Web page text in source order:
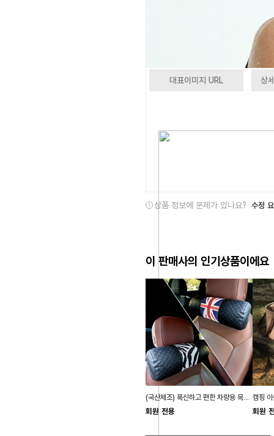
대표이미지 URL 상
상품 정보에 문제가 있나요? 수정
이 판매사의 인기상품이에요
(국산제조) 푹신하고 편한 차량용 목쿠션 목베게 2종
회원 전용 회원